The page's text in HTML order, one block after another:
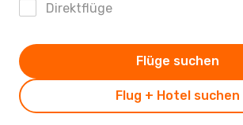
Direktflüge
Flug + Hotel suchen
Flüge suchen